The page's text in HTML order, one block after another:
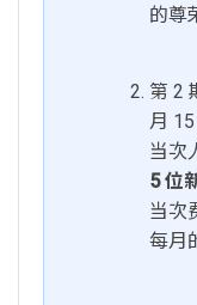
的尊
第 2
月
当次
5 位
当次
每月